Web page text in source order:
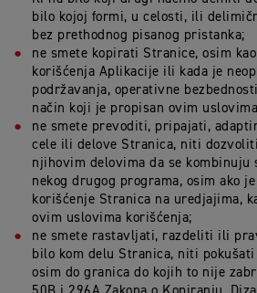
bilo kojoj formi, u celosti, ili
bez prethodnog pisanog pristanka;
ne smete kopirati Stranice, osim
korišćenja Aplikacije ili kada je
podržavanja, operativne
način koji je propisan ovim
ne smete prevoditi, pripajati,
cele ili delove Stranica, niti
njihovim delovima da se kombinuju
nekog drugog programa, osim ako
korišćenje Stranica na uredjajima,
ovim uslovima korišćenja;
ne smete rastavljati, razdeliti ili
bilo kom delu Stranica, niti
osim do granica do kojih to nije